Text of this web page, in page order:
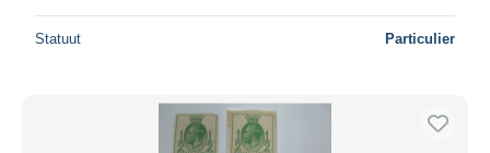
Statuut Particulier